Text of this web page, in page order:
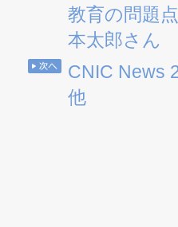
教育の問題
本太郎さん
CNIC News
他